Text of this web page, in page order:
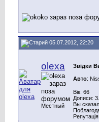
05.07.2012, 22:20
olexa
Местный
Звідки
Авто:
Вік: 66
Дописи:
Вы
Репутація: